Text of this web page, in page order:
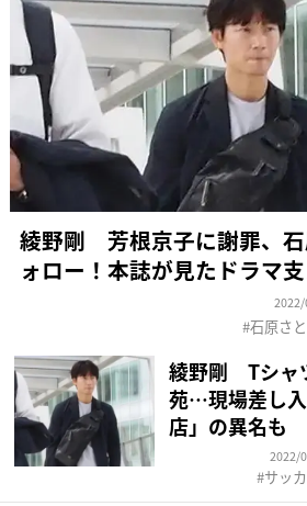
綾野剛 芳根京子に謝罪、
ォロー！本誌が見たドラマ
2022/
石原さ
綾野剛 Tシャ
苑…現場差し
店」の異名も
2022/
サッ